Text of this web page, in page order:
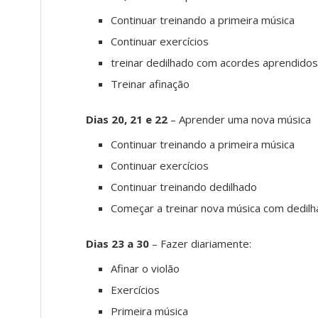
Continuar treinando a primeira música
Continuar exercícios
treinar dedilhado com acordes aprendidos
Treinar afinação
Dias 20, 21 e 22 – Aprender uma nova música
Continuar treinando a primeira música
Continuar exercícios
Continuar treinando dedilhado
Começar a treinar nova música com
Dias 23 a 30 – Fazer diariamente:
Afinar o violão
Exercícios
Primeira música